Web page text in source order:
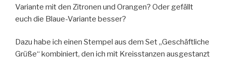
Variante mit den Zitronen und Orangen? Oder gefällt
euch die Blaue-Variante besser?
Dazu habe ich einen Stempel aus dem Set „Geschäftliche
Grüße“ kombiniert, den ich mit Kreisstanzen ausgestanzt